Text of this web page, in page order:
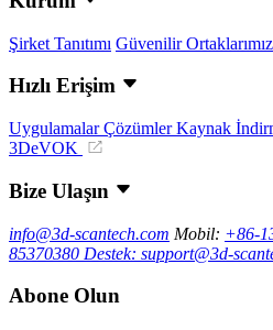
Şirket Tanıtımı Güvenilir Ortaklarımız
Hızlı Erişim
UygulamalarÇözümlerKaynak
3DeVOK
Bize Ulaşın
info@3d-scantech.com Mobil: +86-
85370380 Destek: support@3d-
Abone Olun